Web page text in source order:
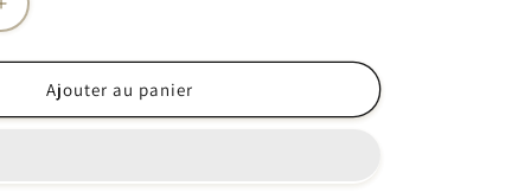
Augmenter
la
quantité
Lion
Ajouter au panier